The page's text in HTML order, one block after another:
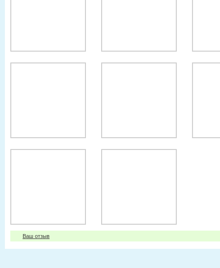
Ваш отзыв